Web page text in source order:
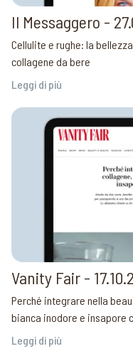
Il Messaggero -
Cellulite e rughe: la
collagene da bere
Leggi di più
Vanity Fair -
Perché integrare nella
bianca inodore e insapore
Leggi di più